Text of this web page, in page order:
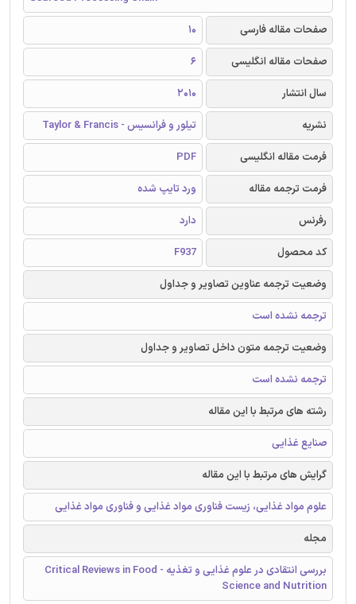
صفحات مقاله فارسی
10
صفحات مقاله انگلیسی
6
سال انتشار
2010
نشریه
تیلور و فرانسیس - Taylor & Francis
فرمت مقاله انگلیسی
PDF
فرمت ترجمه مقاله
ورد تایپ شده
رفرنس
دارد
کد محصول
F937
وضعیت ترجمه عناوین تصاویر و جداول
ترجمه نشده است
وضعیت ترجمه متون داخل تصاویر و جداول
ترجمه نشده است
رشته های مرتبط با این مقاله
صنایع غذایی
گرایش های مرتبط با این مقاله
علوم مواد غذایی، زیست فناوری مواد غذایی و فناوری مواد غذایی
مجله
بررسی انتقادی در علوم غذایی و تغذیه - Critical Reviews in Food
Science and Nutrition